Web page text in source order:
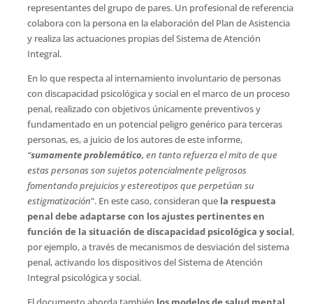
representantes del grupo de pares. Un profesional de referencia
colabora con la persona en la elaboración del Plan de Asistencia
y realiza las actuaciones propias del Sistema de Atención
Integral.
En lo que respecta al internamiento involuntario de personas
con discapacidad psicológica y social en el marco de un proceso
penal, realizado con objetivos únicamente preventivos y
fundamentado en un potencial peligro genérico para terceras
personas, es, a juicio de los autores de este informe,
“sumamente problemático, en tanto refuerza el mito de que
estas personas son sujetos potencialmente peligrosos
fomentando prejuicios y estereotipos que perpetúan su
estigmatización”. En este caso, consideran que la respuesta
penal debe adaptarse con los ajustes pertinentes en
función de la situación de discapacidad psicológica y social,
por ejemplo, a través de mecanismos de desviación del sistema
penal, activando los dispositivos del Sistema de Atención
Integral psicológica y social.